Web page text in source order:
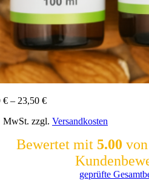
€ – 23,50 €
MwSt. zzgl. Versandkosten
Bewertet mit 5.00
geprüfte